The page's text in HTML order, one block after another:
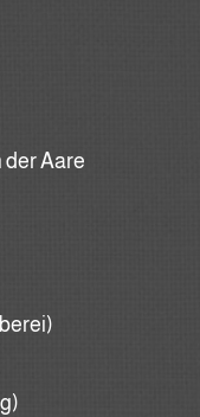
Aare